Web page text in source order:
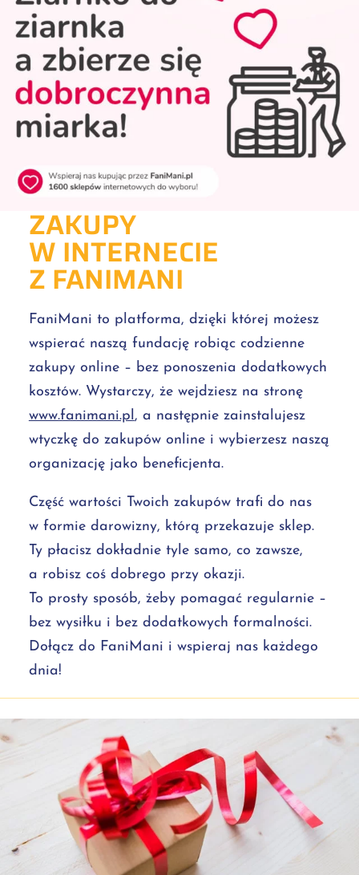
ZAKUPY
W INTERNECIE
Z FANIMANI
FaniMani to platforma, dzięki której możesz
wspierać naszą fundację robiąc codzienne
zakupy online – bez ponoszenia dodatkowych
kosztów. Wystarczy, że wejdziesz na stronę
www.fanimani.pl, a następnie zainstalujesz
wtyczkę do zakupów online i wybierzesz naszą
organizację jako beneficjenta.
Część wartości Twoich zakupów trafi do nas
w formie darowizny, którą przekazuje sklep.
Ty płacisz dokładnie tyle samo, co zawsze,
a robisz coś dobrego przy okazji.
To prosty sposób, żeby pomagać regularnie –
bez wysiłku i bez dodatkowych formalności.
Dołącz do FaniMani i wspieraj nas każdego
dnia!